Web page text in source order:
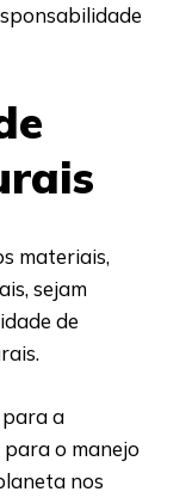
materiais,
sejam
de
a
o manejo
nos